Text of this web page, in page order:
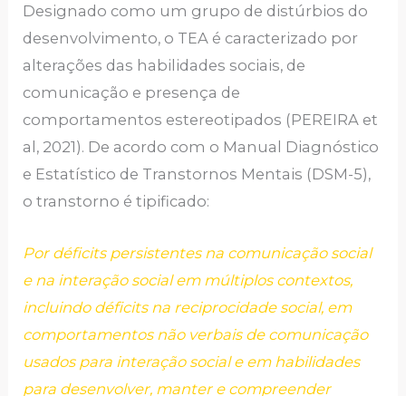
Designado como um grupo de distúrbios do
desenvolvimento, o TEA é caracterizado por
alterações das habilidades sociais, de
comunicação e presença de
comportamentos estereotipados (PEREIRA et
al, 2021). De acordo com o Manual Diagnóstico
e Estatístico de Transtornos Mentais (DSM-5),
o transtorno é tipificado:
Por déficits persistentes na comunicação social
e na interação social em múltiplos contextos,
incluindo déficits na reciprocidade social, em
comportamentos não verbais de comunicação
usados para interação social e em habilidades
para desenvolver, manter e compreender